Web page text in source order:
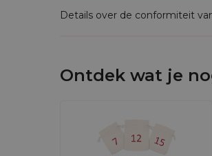
Details over de conformiteit
Ontdek wat je